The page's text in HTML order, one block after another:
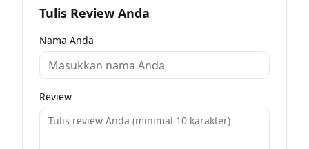
Tulis Review Anda
Nama Anda
Review